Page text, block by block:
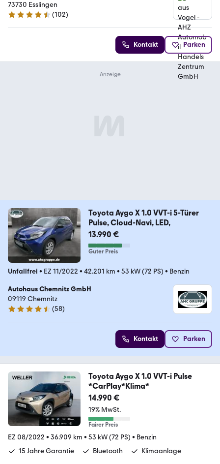
GmbH
73730 Esslingen
4.4 Sterne
(102)
Kontakt Parken
Toyota Aygo X 1.0 VVT-i 5-Türer
Pulse, Cloud-Navi, LED,
13.990 €
Guter Preis
Unfallfrei • EZ 11/2022 • 42.201 km • 53 kW (72 PS) • Benzin
Autohaus Chemnitz GmbH
09119 Chemnitz
4.3 Sterne
(58)
Kontakt Parken
Toyota Aygo X 1.0 VVT-i Pulse
*CarPlay*Klima*
14.990 €
19% MwSt.
Fairer Preis
EZ 08/2022 • 36.909 km • 53 kW (72 PS) • Benzin
15 Jahre Garantie
Bluetooth Klimaanlage